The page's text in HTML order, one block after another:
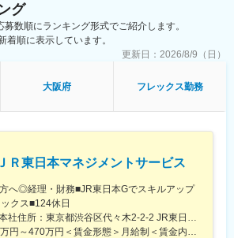
魅力：
ュレスプロダクトの開発に携わり、社会全体の
キテクチャやシステム設計、プロトタイピング
フィス
ーションカンパニー」として業界をリードして
ノロジーで牽引し、モダンな思考やプロセスを
お客様や社会に最大の価値を継続的に提供して
フェッショナルなエンジニアリング集団の独立
タルイノベーションオフィス」を新設いたしま
グ
数順にランキング形式でご紹介します。
着順に表示しています。
更新日： 2026/8/9（日）
大阪府 フレックス勤務
Ｒ東日本マネジメントサービス
へ◎経理・財務■JR東日本Gでスキルアップ
クス■124休日
＜勤務地詳細1＞本社住所：東京都渋谷区代々木2-2-2 JR東日本本社ビル9階受動喫煙対策：屋内全面禁煙＜勤務地詳細2＞東京都内オフィス住所：東京都23区内 受動喫煙対策：屋内全面禁煙変更の範囲：会社の定める事業所（リモートワーク含む）
＜予定年収＞410万円～470万円＜賃金形態＞月給制＜賃金内訳＞月額（基本給）：240,000円～250,000円＜月給＞240,000円～250,000円＜昇給有無＞有＜残業手当＞有＜給与補足＞※想定年収には残業月20Hも含めています■昇給：年1回■賞与：年2回(合計3.0ヶ月程度)※総合職：計6.0ヶ月程度■モデル年収総合職（課長）900万円総合職（マネージャー）630万円総合職（主任）520万円エリア（課員）410万円賃金はあくまでも目安の金額であり、選考を通じて上下する可能性があります。月給(月額)は固定手当を含めた表記です。